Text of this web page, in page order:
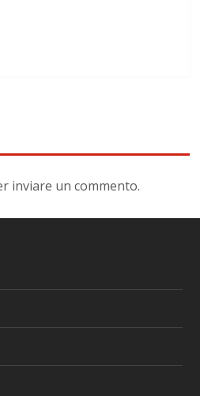
inviare un commento.